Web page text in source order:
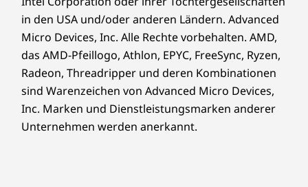
in den USA und/oder anderen Ländern. Advanced
Micro Devices, Inc. Alle Rechte vorbehalten. AMD,
das AMD-Pfeillogo, Athlon, EPYC, FreeSync, Ryzen,
Radeon, Threadripper und deren Kombinationen
sind Warenzeichen von Advanced Micro Devices,
Inc. Marken und Dienstleistungsmarken anderer
Unternehmen werden anerkannt.